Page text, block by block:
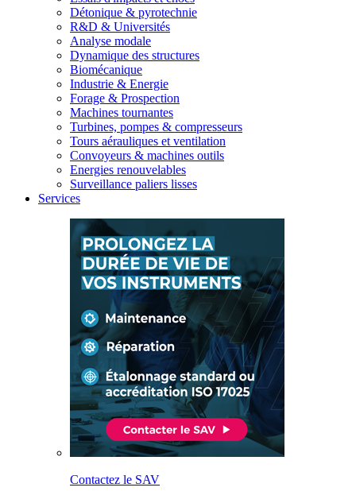
Détonique & pyrotechnie
R&D & Universités
Analyse modale
Dynamique des structures
Biomécanique
Industrie & Energie
Forage & Prospection
Machines tournantes
Turbines, pompes & compresseurs
Tours aérauliques et ventilation
Convoyeurs & machines outils
Energies renouvelables
Surveillance paliers lisses
Services
Contactez le SAV